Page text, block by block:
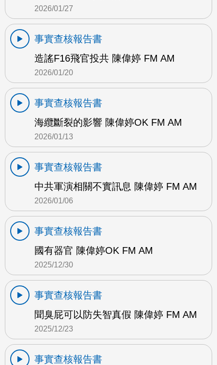
2026/01/27
事實查核報告書
造謠F16飛官投共 陳偉婷 FM AM
2026/01/20
事實查核報告書
海纜斷裂的影響 陳偉婷OK FM AM
2026/01/13
事實查核報告書
中共軍演相關不實訊息 陳偉婷 FM AM
2026/01/06
事實查核報告書
國有器官 陳偉婷OK FM AM
2025/12/30
事實查核報告書
聞臭屁可以防失智真假 陳偉婷 FM AM
2025/12/23
事實查核報告書